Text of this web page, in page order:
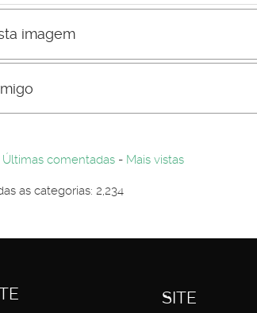
imagem
Por-favor registe-se...
Últimas comentadas - Mais vistas
as categorias: 2,234
SITE